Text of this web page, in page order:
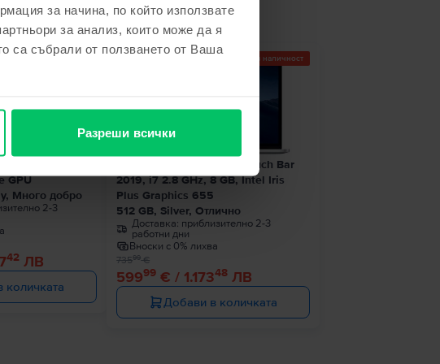
за начина, по който използвате
за анализ, които може да я
са събрали от ползването от Ваша
Разреши всички
GPU
Много добро
2-3
42 ЛВ
количката
Последен в наличност
Apple MacBook Pro 13″ Touch Bar
2019, i7 2.8 GHz, 8 GB, Intel Iris
Plus Graphics 655
512 GB, Silver, Отлично
Доставка: приблизително 2-3
работни дни
Вноски с 0% лихва
59999 € / 1.17348 ЛВ
73599€
Добави в количката